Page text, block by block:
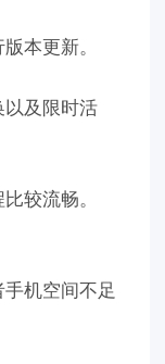
本更新。
及限时活
较流畅。
机空间不足